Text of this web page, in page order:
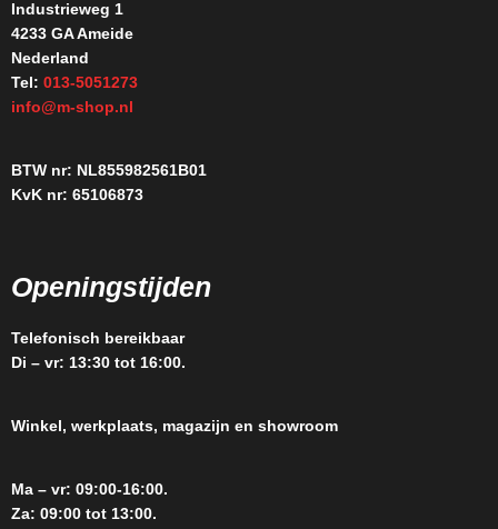
Industrieweg 1
4233 GA Ameide
Nederland
Tel: 013-5051273
info@m-shop.nl
BTW nr: NL855982561B01
KvK nr: 65106873
Openingstijden
Telefonisch bereikbaar
Di – vr: 13:30 tot 16:00.
Winkel, werkplaats, magazijn en showroom
Ma – vr: 09:00-16:00.
Za: 09:00 tot 13:00.